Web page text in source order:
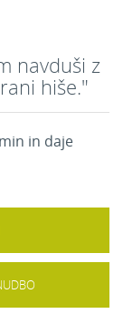
navduši z
hiše."
in daje